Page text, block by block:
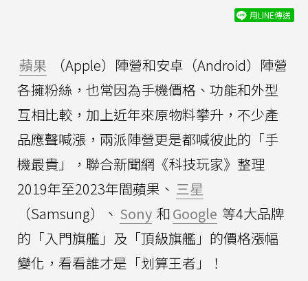
用LINE傳送
蘋果
（Apple）陣營和安卓（Android）陣營
各擁粉絲，也常因為手機價格、功能和外型
互相比較，加上近年來原物料攀升，不少產
品應聲喊漲，兩派陣營更是都喊彼此的「手
機最貴」，聯合新聞網《科技玩家》整理
2019年至2023年間蘋果、 三星
（Samsung）、 Sony 和Google 等4大品牌
的「入門旗艦」及「頂級旗艦」的價格漲幅
變化，看看誰才是「划算王者」！